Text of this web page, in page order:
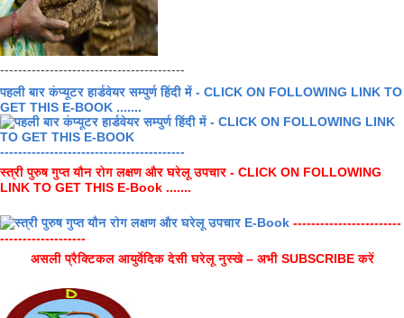
-----------------------------------------
पहली बार कंप्यूटर हार्डवेयर सम्पुर्ण हिंदी में - CLICK ON FOLLOWING LINK TO
GET THIS E-BOOK .......
-----------------------------------------
स्त्री पुरुष गुप्त यौन रोग लक्षण और घरेलू उपचार - CLICK ON FOLLOWING
LINK TO GET THIS E-Book .......
------------------------
-------------------
असली प्रैक्टिकल आयुर्वेदिक देसी घरेलू नुस्खे – अभी SUBSCRIBE करें